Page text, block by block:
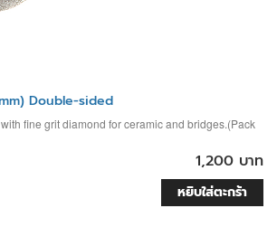
Double-sided
fine grit diamond for ceramic and bridges.(Pack
1,200 บาท
หยิบใส่ตะกร้า